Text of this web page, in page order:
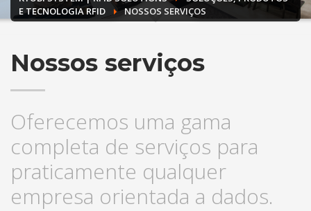
E TECNOLOGIA RFID
NOSSOS SERVIÇOS
Nossos serviços
Oferecemos uma gama
completa de serviços para
praticamente qualquer
empresa orientada a dados.